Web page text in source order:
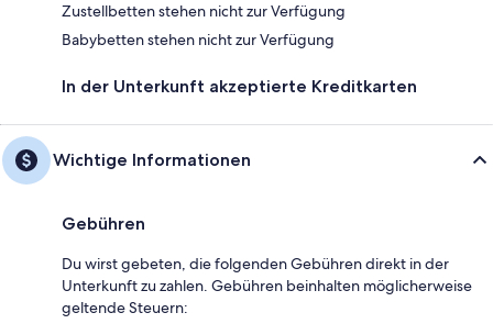
Zustellbetten stehen nicht zur Verfügung
Babybetten stehen nicht zur Verfügung
In der Unterkunft akzeptierte Kreditkarten
Wichtige Informationen
Gebühren
Du wirst gebeten, die folgenden Gebühren direkt in der
Unterkunft zu zahlen. Gebühren beinhalten möglicherweise
geltende Steuern: